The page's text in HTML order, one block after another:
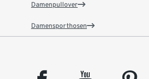
Damenpullover
Damensporthosen